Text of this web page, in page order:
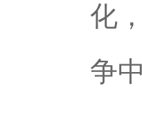
化
争